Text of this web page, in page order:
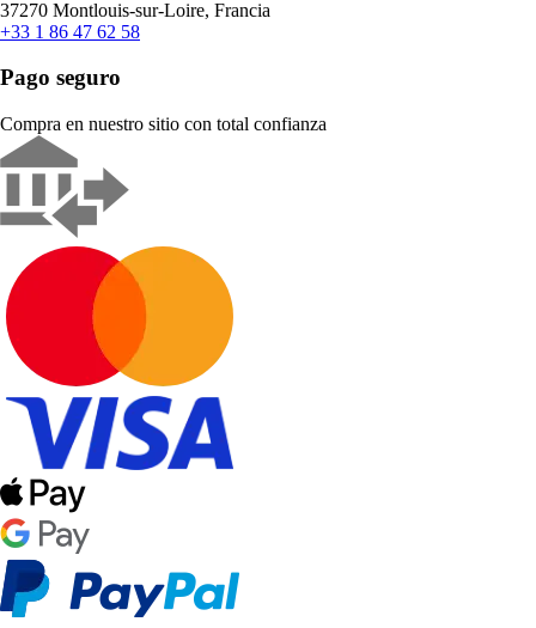
37270 Montlouis-sur-Loire, Francia
+33 1 86 47 62 58
Pago seguro
Compra en nuestro sitio con total confianza